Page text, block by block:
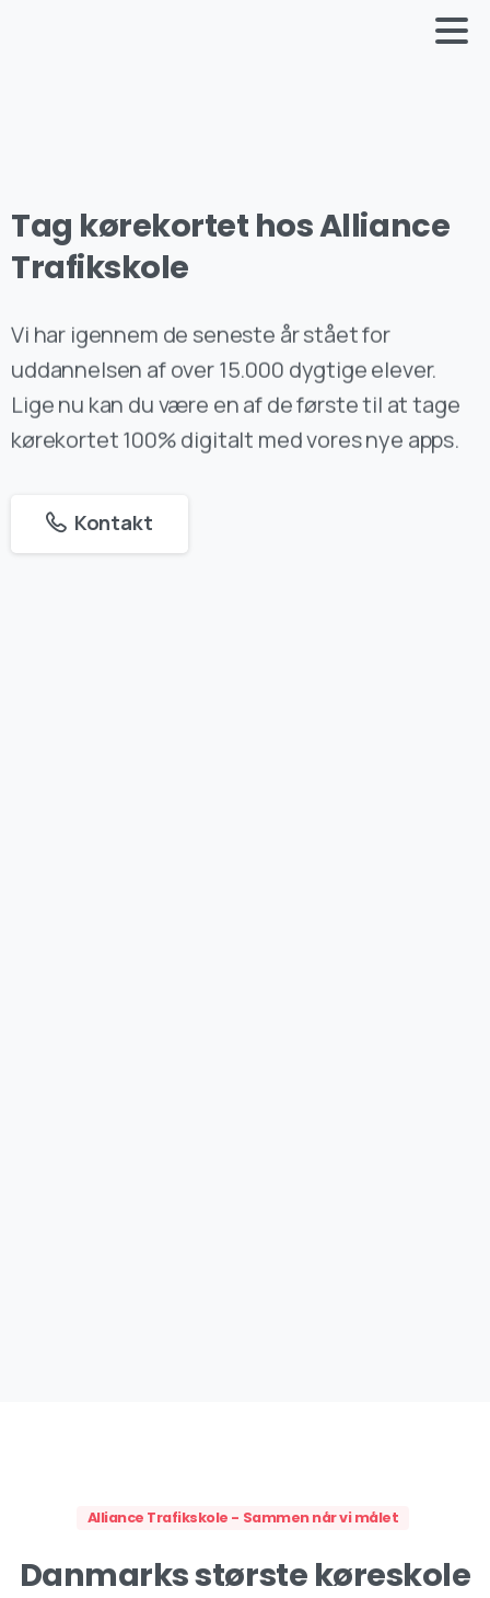
Tag kørekortet hosAlliance
Trafikskole
Vi har igennem de seneste år stået for
uddannelsen af over 15.000 dygtige elever.
Lige nu kan du være en af de første til at tage
kørekortet 100% digitalt med vores nye apps.
Kontakt
Alliance Trafikskole - Sammen når vi målet
Danmarksstørste køreskole